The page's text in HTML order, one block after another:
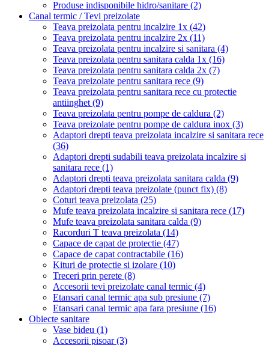
Produse indisponibile hidro/sanitare (2)
Canal termic / Tevi preizolate
Teava preizolata pentru incalzire 1x (42)
Teava preizolata pentru incalzire 2x (11)
Teava preizolata pentru incalzire si sanitara (4)
Teava preizolata pentru sanitara calda 1x (16)
Teava preizolata pentru sanitara calda 2x (7)
Teava preizolate pentru sanitara rece (9)
Teava preizolata pentru sanitara rece cu protectie
antiinghet (9)
Teava preizolata pentru pompe de caldura (2)
Teava preizolate pentru pompe de caldura inox (3)
Adaptori drepti teava preizolata incalzire si sanitara rece
(36)
Adaptori drepti sudabili teava preizolata incalzire si
sanitara rece (1)
Adaptori drepti teava preizolata sanitara calda (9)
Adaptori drepti teava preizolate (punct fix) (8)
Coturi teava preizolata (25)
Mufe teava preizolata incalzire si sanitara rece (17)
Mufe teava preizolata sanitara calda (9)
Racorduri T teava preizolata (14)
Capace de capat de protectie (47)
Capace de capat contractabile (16)
Kituri de protectie si izolare (10)
Treceri prin perete (8)
Accesorii tevi preizolate canal termic (4)
Etansari canal termic apa sub presiune (7)
Etansari canal termic apa fara presiune (16)
Obiecte sanitare
Vase bideu (1)
Accesorii pisoar(3)